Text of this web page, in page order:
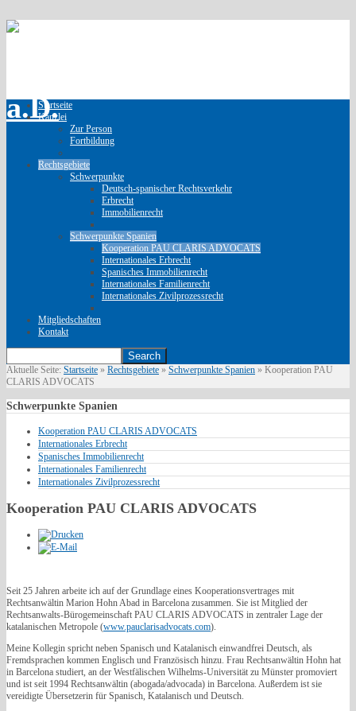
Startseite
Kanzlei
Zur Person
Fortbildung
Rechtsgebiete
Schwerpunkte
Deutsch-spanischer Rechtsverkehr
Erbrecht
Immobilienrecht
Schwerpunkte Spanien
Kooperation PAU CLARIS ADVOCATS
Internationales Erbrecht
Spanisches Immobilienrecht
Internationales Familienrecht
Internationales Zivilprozessrecht
Mitgliedschaften
Kontakt
Aktuelle Seite: Startseite » Rechtsgebiete » Schwerpunkte Spanien » Kooperation PAU
CLARIS ADVOCATS
Schwerpunkte Spanien
Kooperation PAU CLARIS ADVOCATS
Internationales Erbrecht
Spanisches Immobilienrecht
Internationales Familienrecht
Internationales Zivilprozessrecht
Kooperation PAU CLARIS ADVOCATS
Seit 25 Jahren arbeite ich auf der Grundlage eines Kooperationsvertrages mit
Rechtsanwältin Marion Hohn Abad in Barcelona zusammen. Sie ist Mitglied der
Rechtsanwalts-Bürogemeinschaft PAU CLARIS ADVOCATS in zentraler Lage der
katalanischen Metropole (www.pauclarisadvocats.com).
Meine Kollegin spricht neben Spanisch und Katalanisch einwandfrei Deutsch, als
Fremdsprachen kommen Englisch und Französisch hinzu. Frau Rechtsanwältin Hohn hat
in Barcelona studiert, an der Westfälischen Wilhelms-Universität zu Münster promoviert
und ist seit 1994 Rechtsanwältin (abogada/advocada) in Barcelona. Außerdem ist sie
vereidigte Übersetzerin für Spanisch, Katalanisch und Deutsch.